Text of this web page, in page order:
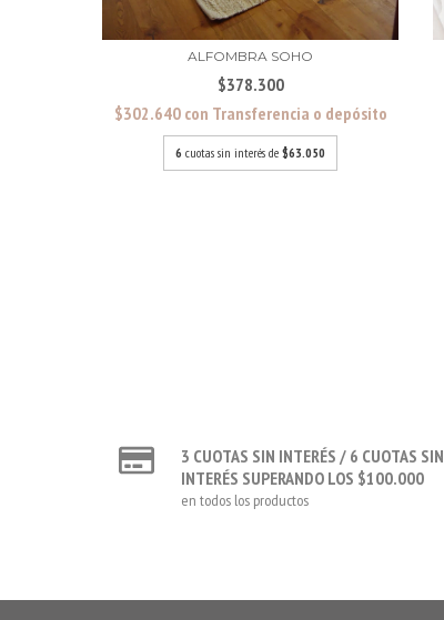
ALFOMBRA SOHO
$378.300
$302.640 con Transferencia o depósito
6 cuotas sin interés de$63.050
3 CUOTAS SIN INTERÉS / 6 CUOTAS SIN
INTERÉS SUPERANDO LOS $100.000
en todos los productos